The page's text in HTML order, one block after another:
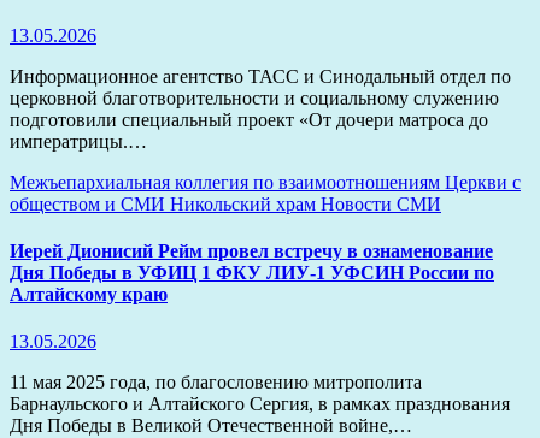
13.05.2026
Информационное агентство ТАСС и Синодальный отдел по
церковной благотворительности и социальному служению
подготовили специальный проект «От дочери матроса до
императрицы.…
Межъепархиальная коллегия по взаимоотношениям Церкви с
обществом и СМИ Никольский храм Новости СМИ
Иерей Дионисий Рейм провел встречу в ознаменование
Дня Победы в УФИЦ 1 ФКУ ЛИУ-1 УФСИН России по
Алтайскому краю
13.05.2026
11 мая 2025 года, по благословению митрополита
Барнаульского и Алтайского Сергия, в рамках празднования
Дня Победы в Великой Отечественной войне,…